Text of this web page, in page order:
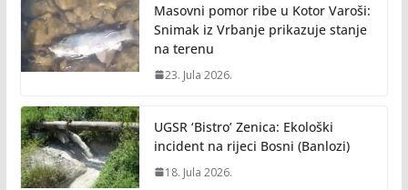
Masovni pomor ribe u Kotor Varoši:
Snimak iz Vrbanje prikazuje stanje
na terenu
23. Jula 2026.
UGSR ‘Bistro’ Zenica: Ekološki
incident na rijeci Bosni (Banlozi)
18. Jula 2026.